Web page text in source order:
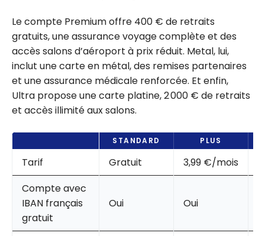
Le compte Premium offre 400 € de retraits
gratuits, une assurance voyage complète et des
accès salons d’aéroport à prix réduit. Metal, lui,
inclut une carte en métal, des remises partenaires
et une assurance médicale renforcée. Et enfin,
Ultra propose une carte platine, 2 000 € de retraits
et accès illimité aux salons.
STANDARD PLUS
Tarif Gratuit 3,99 €/mois
Compte avec
IBAN français
gratuit
Oui Oui